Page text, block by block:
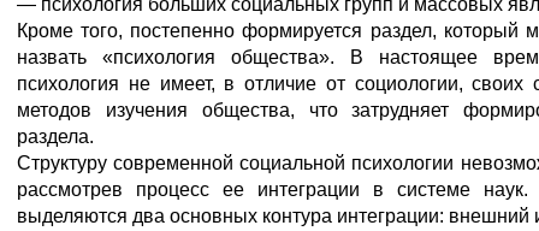
— психология больших социальных групп и массовых
Кроме того, постепенно формируется раздел,
назвать «психология общества». В настоящее
психология не имеет, в отличие от социологии, своих
методов изучения общества, что затрудняет
раздела.
Структуру современной социальной психологии
рассмотрев процесс ее интеграции в системе
выделяются два основных контура интеграции: внешний